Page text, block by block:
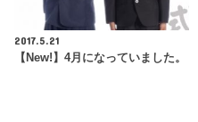
2017.5.21
【New!】4月になっていました。